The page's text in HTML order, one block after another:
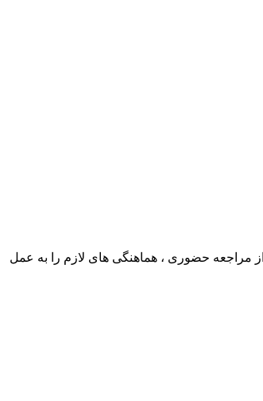
کمالی . خیابان اسکندری جنوبی اول خیابان مرتضوی پلاک 8 طبقه هم کف (لطفا قبل از مراجعه حضوری ، هماهنگی های لازم را به عمل